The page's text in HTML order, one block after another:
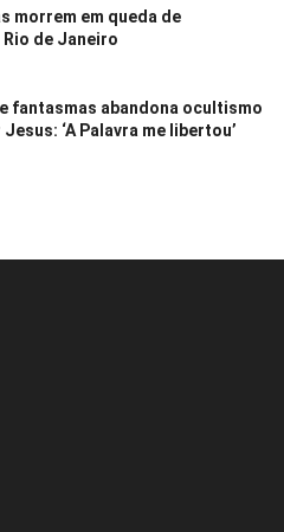
morrem em queda de
de Janeiro
fantasmas abandona ocultismo
‘A Palavra me libertou’